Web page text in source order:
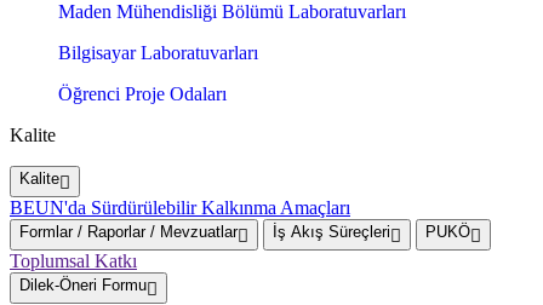
Maden Mühendisliği Bölümü Laboratuvarları
Bilgisayar Laboratuvarları
Öğrenci Proje Odaları
Kalite
Kalite
BEUN'da Sürdürülebilir Kalkınma Amaçları
Formlar / Raporlar / Mevzuatlar İş Akış Süreçleri PUKÖ
Toplumsal Katkı
Dilek-Öneri Formu